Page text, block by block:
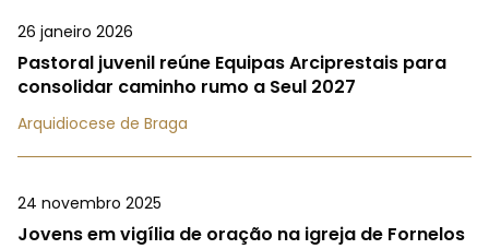
26 janeiro 2026
Pastoral juvenil reúne Equipas Arciprestais para
consolidar caminho rumo a Seul 2027
Arquidiocese de Braga
24 novembro 2025
Jovens em vigília de oração na igreja de Fornelos